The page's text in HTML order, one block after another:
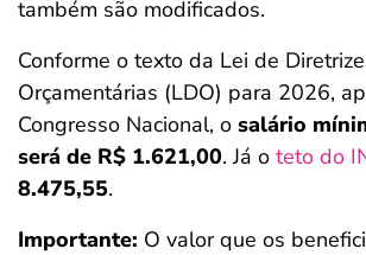
também são modificados.
Conforme o texto da Lei de
Orçamentárias (LDO) para 2026,
Congresso Nacional, o salário
será de R$ 1.621,00. Já o teto do
8.475,55.
Importante: O valor que os